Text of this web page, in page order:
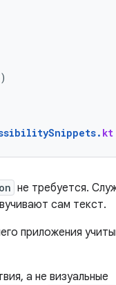
)
. kt
не требуется.
сам текст.
приложения
а не визуальные